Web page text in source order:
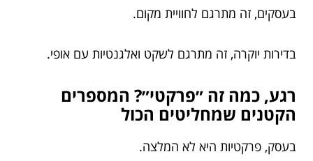
בעסקים, זה מתרגם לחוויית מקום.
בדירות יוקרה, זה מתרגם לשקט ואלגנטיות עם אופי.
רגע, כמה זה ״פרקטי״? המספרים
הקטנים שמחליטים הכול
בעסק, פרקטיות היא לא המלצה.